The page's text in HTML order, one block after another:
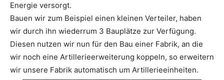
Energie versorgt.
Bauen wir zum Beispiel einen kleinen Verteiler, haben
wir durch ihn wiederrum 3 Bauplätze zur Verfügung.
Diesen nutzen wir nun für den Bau einer Fabrik, an die
wir noch eine Artillerieerweiterung koppeln, so erweitern
wir unsere Fabrik automatisch um Artillerieeinheiten.